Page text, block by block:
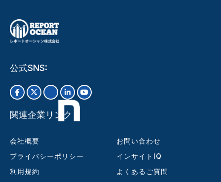
公式SNS:
関連企業リンク
会社概要
プライバシーポリシー
利用規約
お問い合わせ
インサイトIQ
よくあるご質問